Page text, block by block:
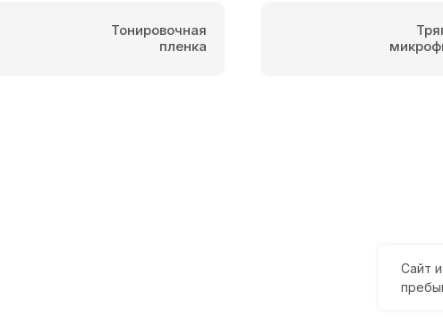
Сайт
Тонировочная
пленка